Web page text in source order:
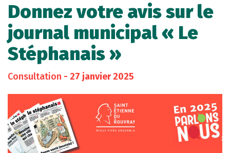
Donnez votre avis sur le
journal municipal « Le
Stéphanais »
Consultation - 27 janvier 2025